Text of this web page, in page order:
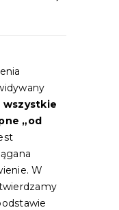
wszystkie
„od
W